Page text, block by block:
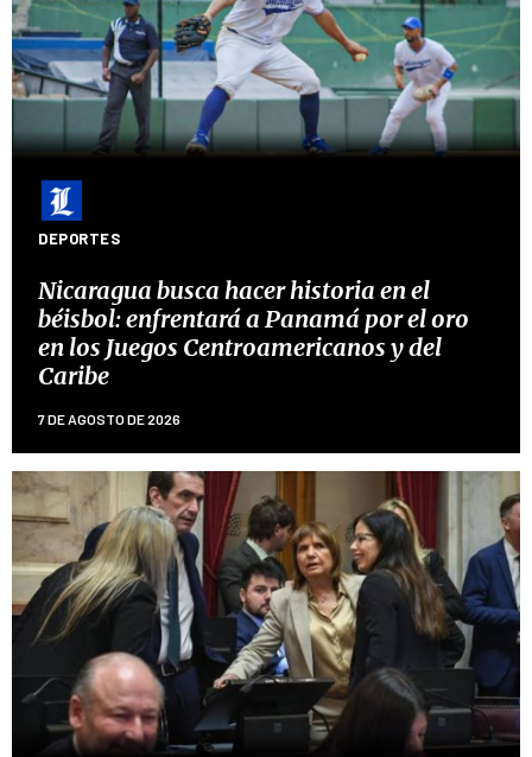
DEPORTES
Nicaragua busca hacer historia en el
béisbol: enfrentará a Panamá por el oro
en los Juegos Centroamericanos y del
Caribe
7 DE AGOSTO DE 2026